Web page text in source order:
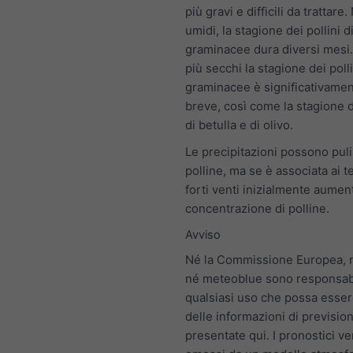
più gravi e difficili da trattare.
umidi, la stagione dei pollini di
graminacee dura diversi
più secchi la stagione dei
graminacee è
breve, così come la stagione
di betulla e di olivo.
Le precipitazioni possono
polline, ma se è associata ai
forti venti inizialmente
concentrazione di polline.
Avviso
Né la Commissione Europea,
né meteoblue sono
qualsiasi uso che possa
delle informazioni di
presentate qui. I pronostici